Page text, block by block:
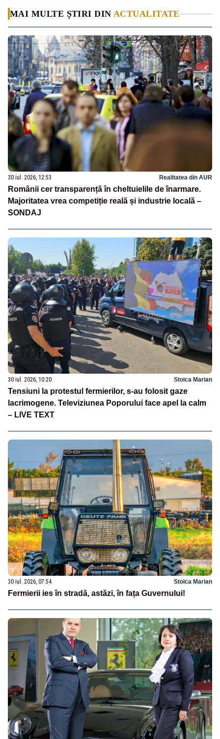
MAI MULTE ȘTIRI DIN ACTUALITATE
30 iul. 2026, 12:53 Realitatea din AUR
Românii cer transparență în cheltuielile de înarmare.
Majoritatea vrea competiție reală și industrie locală –
SONDAJ
30 iul. 2026, 10:20 Stoica Marian
Tensiuni la protestul fermierilor, s-au folosit gaze
lacrimogene. Televiziunea Poporului face apel la calm
– LIVE TEXT
30 iul. 2026, 07:54 Stoica Marian
Fermierii ies în stradă, astăzi, în fața Guvernului!